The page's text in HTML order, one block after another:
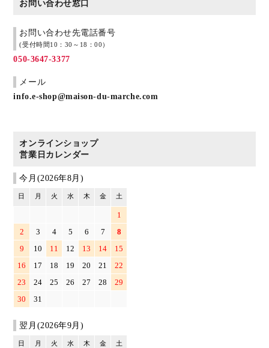
お問い合わせ窓口
お問い合わせ先電話番号
(受付時間10：30～18：00）
050-3647-3377
メール
info.e-shop@maison-du-marche.com
オンラインショップ
営業日カレンダー
今月(2026年8月)
日 月 火 水 木 金 土
1
2
3 4 5 6 7
8
9
10 11 12 13 14
15
16
17 18 19 20 21
22
23
24 25 26 27 28
29
30
31
翌月(2026年9月)
日 月 火 水 木 金 土